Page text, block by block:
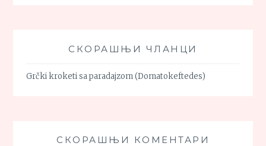
СКОРАШЊИ ЧЛАНЦИ
Grčki kroketi sa paradajzom (Domatokeftedes)
СКОРАШЊИ КОМЕНТАРИ